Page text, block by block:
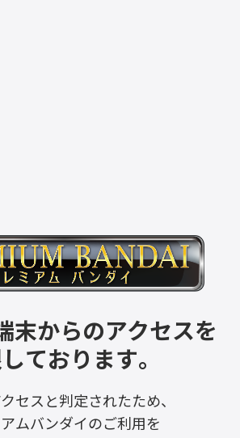
末からのアクセスを
ております。
セスと判定されたため、
ムバンダイのご利用を